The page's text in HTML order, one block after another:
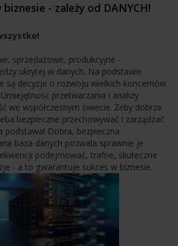
- zależy od DANYCH!
sprzedażowe, produkcyjne -
ukrytej w danych. Na podstawie
są decyzje o rozwoju wielkich koncernów
przetwarzania i analizy
we współczesnym świecie. Żeby dobrze
bezpieczne przechowywać i zarządzać
podstawa! Dobra, bezpieczna
baza danych pozwala sprawnie je
podejmować, trafne, skuteczne
- a to gwarantuje sukces w biznesie.